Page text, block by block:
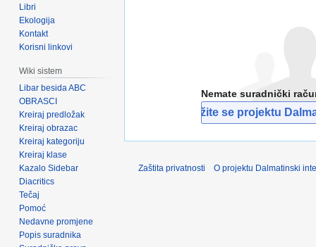
Nemate suradnički
Pridružite se projektu
Libri
Ekologija
Kontakt
Korisni linkovi
Wiki sistem
Libar besida ABC
OBRASCI
Kreiraj predložak
Kreiraj obrazac
Kreiraj kategoriju
Kreiraj klase
Kazalo Sidebar
Diacritics
Tečaj
Pomoć
Nedavne promjene
Popis suradnika
Zaštita privatnosti O projektu Dalmatinski